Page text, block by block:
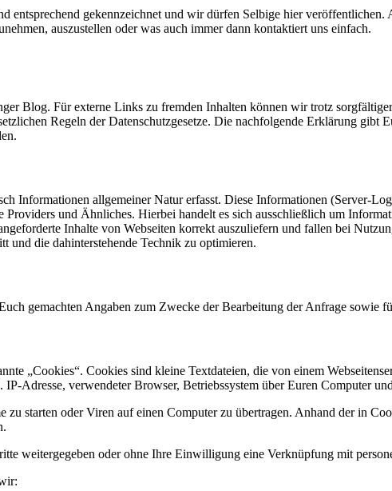
entsprechend gekennzeichnet und wir dürfen Selbige hier veröffentlichen.
auszustellen oder was auch immer dann kontaktiert uns einfach.
Blog. Für externe Links zu fremden Inhalten können wir trotz
Regeln der Datenschutzgesetze. Die nachfolgende Erklärung
Informationen allgemeiner Natur erfasst. Diese Informationen (Server-
und Ähnliches. Hierbei handelt es sich ausschließlich um
Inhalte von Webseiten korrekt auszuliefern und fallen bei
und die dahinterstehende Technik zu optimieren.
gemachten Angaben zum Zwecke der Bearbeitung der Anfrage sowie
„Cookies“. Cookies sind kleine Textdateien, die von einem
Adresse, verwendeter Browser, Betriebssystem über Euren Computer
zu starten oder Viren auf einen Computer zu übertragen. Anhand der in
weitergegeben oder ohne Ihre Einwilligung eine Verknüpfung mit